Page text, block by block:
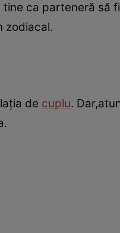
ca parteneră să
zodiacal.
de cuplu.